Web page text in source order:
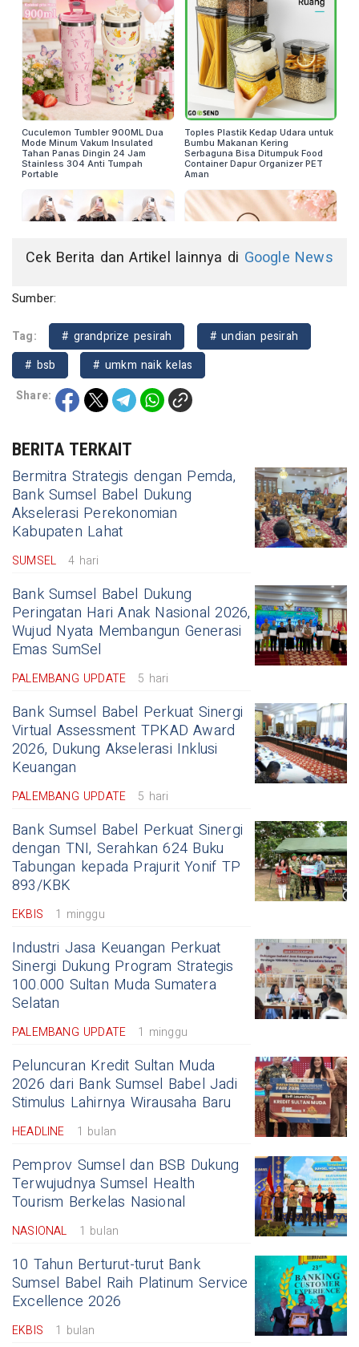
Cek Berita dan Artikel lainnya di Google News
Sumber:
Tag: # grandprize pesirah
# undian pesirah
# bsb
# umkm naik kelas
Share:
BERITA TERKAIT
Bermitra Strategis dengan Pemda,
Bank Sumsel Babel Dukung
Akselerasi Perekonomian
Kabupaten Lahat
SUMSEL 4 hari
Bank Sumsel Babel Dukung
Peringatan Hari Anak Nasional 2026,
Wujud Nyata Membangun Generasi
Emas SumSel
PALEMBANG UPDATE 5 hari
Bank Sumsel Babel Perkuat Sinergi
Virtual Assessment TPKAD Award
2026, Dukung Akselerasi Inklusi
Keuangan
PALEMBANG UPDATE 5 hari
Bank Sumsel Babel Perkuat Sinergi
dengan TNI, Serahkan 624 Buku
Tabungan kepada Prajurit Yonif TP
893/KBK
EKBIS 1 minggu
Industri Jasa Keuangan Perkuat
Sinergi Dukung Program Strategis
100.000 Sultan Muda Sumatera
Selatan
PALEMBANG UPDATE 1 minggu
Peluncuran Kredit Sultan Muda
2026 dari Bank Sumsel Babel Jadi
Stimulus Lahirnya Wirausaha Baru
HEADLINE 1 bulan
Pemprov Sumsel dan BSB Dukung
Terwujudnya Sumsel Health
Tourism Berkelas Nasional
NASIONAL 1 bulan
10 Tahun Berturut-turut Bank
Sumsel Babel Raih Platinum Service
Excellence 2026
EKBIS 1 bulan